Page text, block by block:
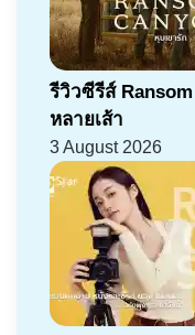
รีวิวซีรีส์
หลายเส้า
3 August 2026